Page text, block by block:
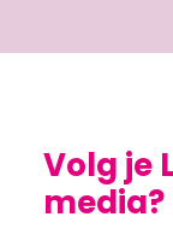
Volg je
media?